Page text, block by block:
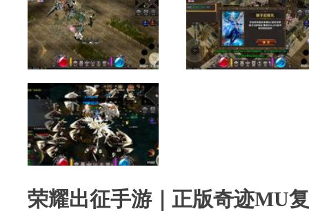
荣耀出征手游｜正版奇迹MU